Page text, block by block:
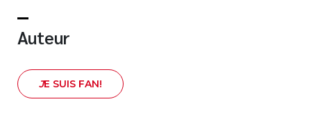
Développement personnel
Spiritualité
Famille
Auteur
JE SUIS FAN!